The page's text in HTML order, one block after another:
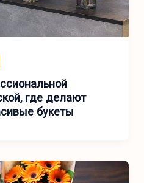
где делают
букеты